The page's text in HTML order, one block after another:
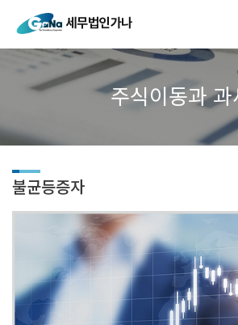
주식이동과 과
불균등증자